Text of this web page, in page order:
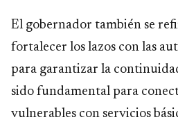
El gobernador también se
fortalecer los lazos con las
para garantizar la
sido fundamental para
vulnerables con servicios